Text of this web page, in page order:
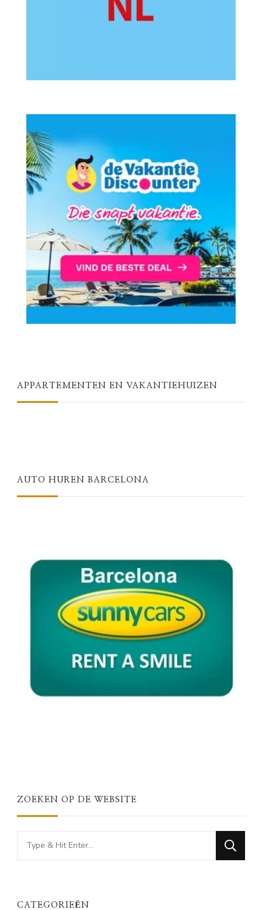
APPARTEMENTEN EN VAKANTIEHUIZEN
AUTO HUREN BARCELONA
ZOEKEN OP DE WEBSITE
Looking
for
CATEGORIEËN